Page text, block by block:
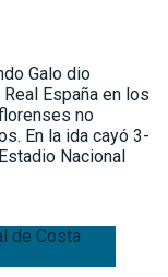
Galo dio
España en los
no
En la ida cayó 3-
Nacional
de Costa